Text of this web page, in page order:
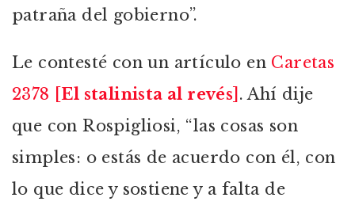
patraña del gobierno”.
Le contesté con un artículo en Caretas
2378 [ El stalinista al revés . Ahí dije
que con Rospigliosi, “las cosas son
simples: o estás de acuerdo con él, con
lo que dice y sostiene y a falta de